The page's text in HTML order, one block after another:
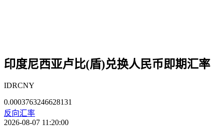
印度尼西亚卢比(盾)兑换人民币即期汇率
IDRCNY
0.0003763246628131
反向汇率
2026-08-07 11:20:00